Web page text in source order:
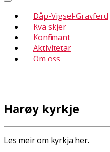
Dåp-Vigsel-Gravferd
Kva skjer
Konfirmant
Aktivitetar
Om oss
Harøy kyrkje
Les meir om kyrkja her.